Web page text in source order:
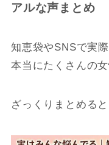
アルな声まとめ
知恵袋やSNSで実
本当にたくさんの
ざっくりまとめる